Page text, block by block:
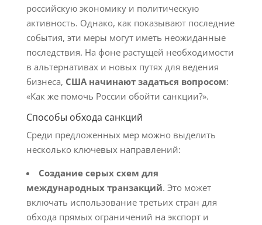
российскую экономику и политическую
активность. Однако, как показывают последние
события, эти меры могут иметь неожиданные
последствия. На фоне растущей необходимости
в альтернативах и новых путях для ведения
бизнеса, США начинают задаться вопросом:
«Как же помочь России обойти санкции?».
Способы обхода санкций
Среди предложенных мер можно выделить
несколько ключевых направлений:
Создание серых схем для
международных транзакций. Это может
включать использование третьих стран для
обхода прямых ограничений на экспорт и